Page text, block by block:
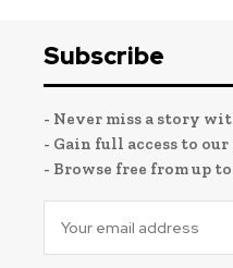
Subscribe
- Never miss a story
- Gain full access to
- Browse free from up